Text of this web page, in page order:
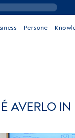
Persone
AVERLO